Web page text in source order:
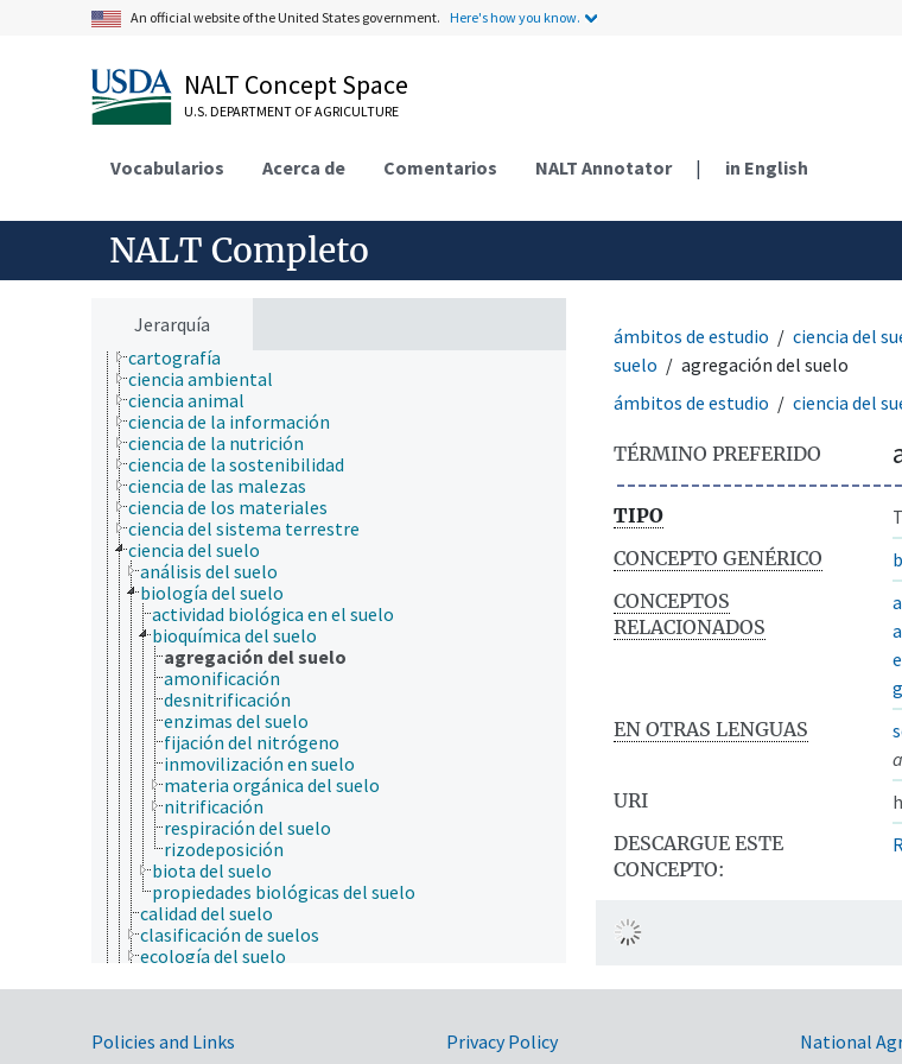
An official website of the United States government. Here's how you know.
NALT Concept Space
U.S. DEPARTMENT OF AGRICULTURE
Vocabularios Acerca de Comentarios NALT Annotator | in English
NALT Completo
Jerarquía
aerobiología
agricultura
agronomía
apicultura
biología de los insectos
biología estructural
biología molecular
bioquímica
botánica
cartografía
ciencia ambiental
ciencia animal
ciencia de la información
ciencia de la nutrición
ciencia de la sostenibilidad
ciencia de las malezas
ciencia de los materiales
ciencia del sistema terrestre
ciencia del suelo
análisis del suelo
biología del suelo
actividad biológica en el suelo
bioquímica del suelo
agregación del suelo
amonificación
desnitrificación
enzimas del suelo
fijación del nitrógeno
inmovilización en suelo
materia orgánica del suelo
nitrificación
respiración del suelo
rizodeposición
biota del suelo
propiedades biológicas del suelo
calidad del suelo
clasificación de suelos
ecología del suelo
mecánica del suelo
ámbitos de estudio ciencia del
suelo
agregación del suelo
ámbitos de estudio
ciencia del
TÉRMINO PREFERIDO
TIPO
CONCEPTO GENÉRICO
CONCEPTOS
RELACIONADOS
EN OTRAS LENGUAS
URI
DESCARGUE ESTE
CONCEPTO:
Government Links
Policies and Links Privacy Policy National